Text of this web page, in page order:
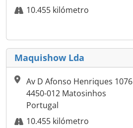
10.455 kilómetro
Maquishow Lda
Av D Afonso Henriques 1076
4450-012 Matosinhos
Portugal
10.455 kilómetro